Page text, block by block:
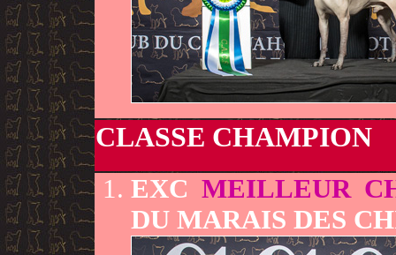
CLASSE CHAMPION
EXC MEILLEUR
DU MARAIS DES